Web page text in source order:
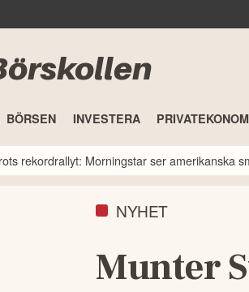
BÖRSEN INVESTERA
rekordrallyt: Morningstar ser amerikanska
NYHET
Munter